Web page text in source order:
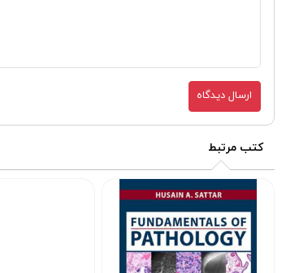
ارسال دیدگاه
کتب مرتبط